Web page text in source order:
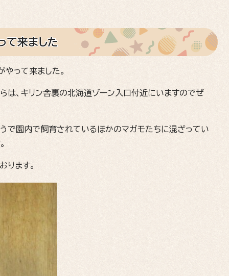
て来ました
って来ました。
は、キリン舎裏の北海道ゾーン入口付近にいますのでぜ
で園内で飼育されているほかのマガモたちに混ざってい
ります。